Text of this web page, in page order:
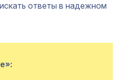
ответы в надежном